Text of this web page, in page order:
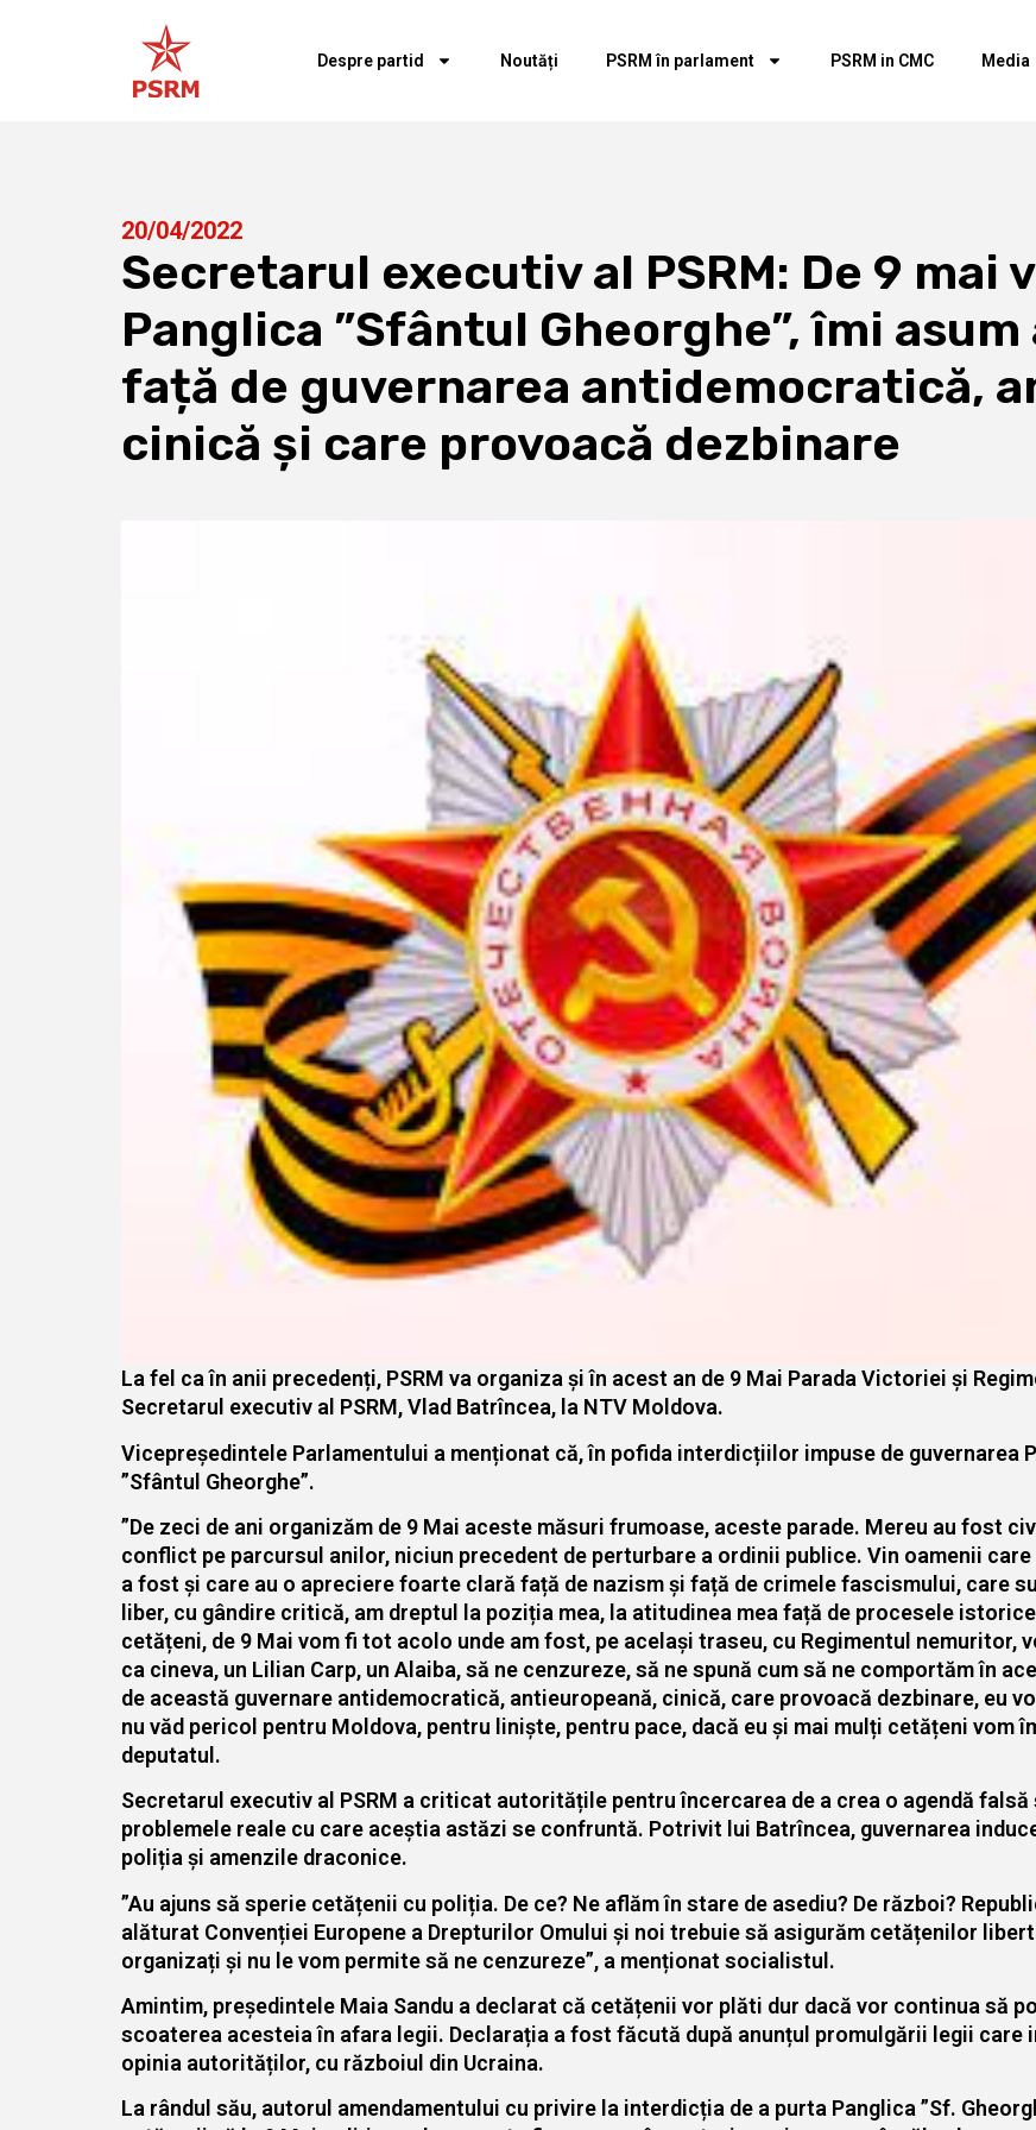
Despre partid Noutăți PSRM în parlament PSRM in CMC Media
20/04/2022
Secretarul executiv al PSRM: De 9 mai
Panglica ”Sfântul Gheorghe”, îmi
față de guvernarea antidemocratică,
cinică și care provoacă dezbinare
La fel ca în anii precedenți, PSRM va organiza și în acest an de 9 Mai Parada Victoriei și
Secretarul executiv al PSRM, Vlad Batrîncea, la NTV Moldova.
Vicepreședintele Parlamentului a menționat că, în pofida interdicțiilor impuse de guvernarea
”Sfântul Gheorghe”.
”De zeci de ani organizăm de 9 Mai aceste măsuri frumoase, aceste parade. Mereu au fost
conflict pe parcursul anilor, niciun precedent de perturbare a ordinii publice. Vin oamenii
a fost și care au o apreciere foarte clară față de nazism și față de crimele fascismului, care
liber, cu gândire critică, am dreptul la poziția mea, la atitudinea mea față de procesele
cetățeni, de 9 Mai vom fi tot acolo unde am fost, pe același traseu, cu Regimentul nemuritor,
ca cineva, un Lilian Carp, un Alaiba, să ne cenzureze, să ne spună cum să ne comportăm în
de această guvernare antidemocratică, antieuropeană, cinică, care provoacă dezbinare, eu
nu văd pericol pentru Moldova, pentru liniște, pentru pace, dacă eu și mai mulți cetățeni vom
deputatul.
Secretarul executiv al PSRM a criticat autoritățile pentru încercarea de a crea o agendă
problemele reale cu care aceștia astăzi se confruntă. Potrivit lui Batrîncea, guvernarea
poliția și amenzile draconice.
”Au ajuns să sperie cetățenii cu poliția. De ce? Ne aflăm în stare de asediu? De război?
alăturat Convenției Europene a Drepturilor Omului și noi trebuie să asigurăm cetățenilor
organizați și nu le vom permite să ne cenzureze”, a menționat socialistul.
Amintim, președintele Maia Sandu a declarat că cetățenii vor plăti dur dacă vor continua să
scoaterea acesteia în afara legii. Declarația a fost făcută după anunțul promulgării legii care
opinia autorităților, cu războiul din Ucraina.
La rândul său, autorul amendamentului cu privire la interdicția de a purta Panglica ”Sf.